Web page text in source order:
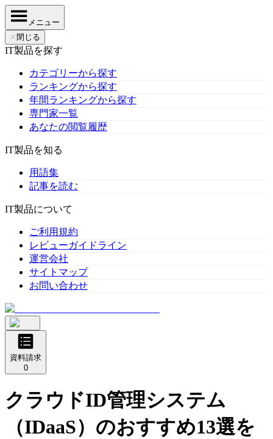
メニュー
✕ 閉じる
IT製品を探す
カテゴリーから探す
ランキングから探す
年間ランキングから探す
専門家一覧
あなたの閲覧履歴
IT製品を知る
用語集
記事を読む
IT製品について
ご利用規約
レビューガイドライン
運営会社
サイトマップ
お問い合わせ
資料請求
0
クラウドID管理システム
（IDaaS）のおすすめ13選を